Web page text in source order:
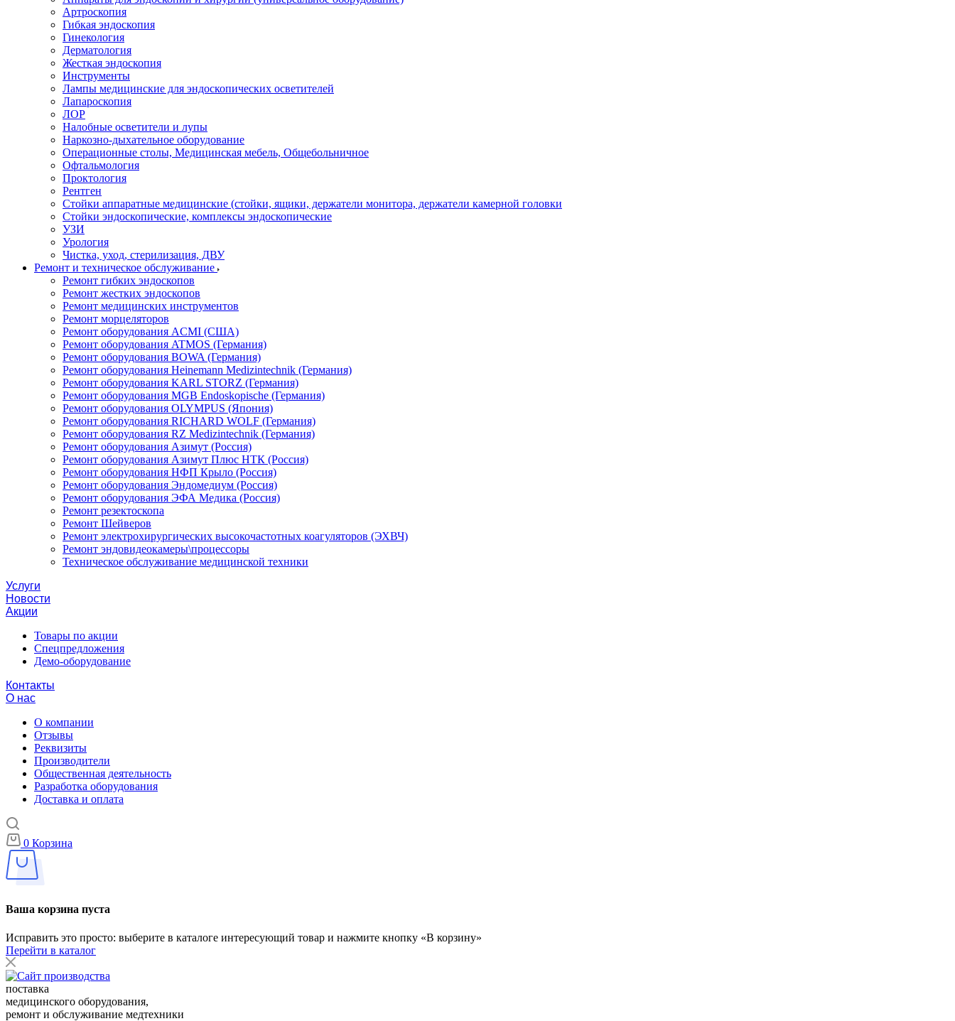
Артроскопия
Гибкая эндоскопия
Гинекология
Дерматология
Жесткая эндоскопия
Инструменты
Лампы медицинские для эндоскопических осветителей
Лапароскопия
ЛОР
Налобные осветители и лупы
Наркозно-дыхательное оборудование
Операционные столы, Медицинская мебель, Общебольничное
Офтальмология
Проктология
Рентген
Стойки аппаратные медицинские (стойки, ящики, держатели монитора, держатели камерной головки
Стойки эндоскопические, комплексы эндоскопические
УЗИ
Урология
Чистка, уход, стерилизация, ДВУ
Ремонт и техническое обслуживание
Ремонт гибких эндоскопов
Ремонт жестких эндоскопов
Ремонт медицинских инструментов
Ремонт морцеляторов
Ремонт оборудования ACMI (США)
Ремонт оборудования ATMOS (Германия)
Ремонт оборудования BOWA (Германия)
Ремонт оборудования Heinemann Medizintechnik (Германия)
Ремонт оборудования KARL STORZ (Германия)
Ремонт оборудования MGB Endoskopische (Германия)
Ремонт оборудования OLYMPUS (Япония)
Ремонт оборудования RICHARD WOLF (Германия)
Ремонт оборудования RZ Medizintechnik (Германия)
Ремонт оборудования Азимут (Россия)
Ремонт оборудования Азимут Плюс НТК (Россия)
Ремонт оборудования НФП Крыло (Россия)
Ремонт оборудования Эндомедиум (Россия)
Ремонт оборудования ЭФА Медика (Россия)
Ремонт резектоскопа
Ремонт Шейверов
Ремонт электрохирургических высокочастотных коагуляторов (ЭХВЧ)
Ремонт эндовидеокамеры\процессоры
Техническое обслуживание медицинской техники
Услуги
Новости
Акции
Товары по акции
Спецпредложения
Демо-оборудование
Контакты
О нас
О компании
Отзывы
Реквизиты
Производители
Общественная деятельность
Разработка оборудования
Доставка и оплата
0 Корзина
Ваша корзина пуста
Исправить это просто: выберите в каталоге интересующий товар и нажмите кнопку «В корзину»
Перейти в каталог
поставка
медицинского оборудования,
ремонт и обслуживание медтехники